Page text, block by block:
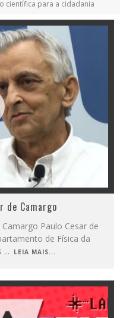
científica para a cidadania
de Camargo
Paulo Cesar de
de Física da
... LEIA MAIS...